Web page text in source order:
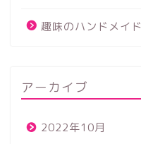
趣味のハンドメイド
アーカイブ
2022年10月